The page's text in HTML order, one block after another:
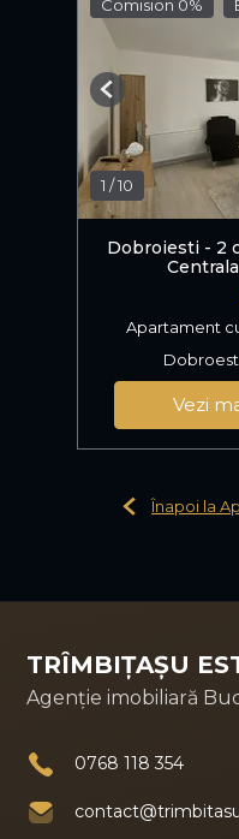
Comision 0%
1 /10
Previous
Dobroiesti - 2
Apartament
Vezi
Înapoi la
TRÎMBIȚAȘU
Agenție imobiliară
0768 118 354